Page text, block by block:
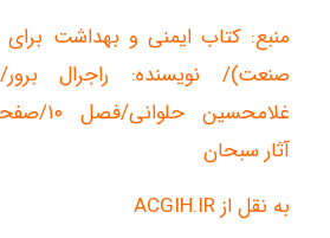
منبع: کتاب ایمنی و بهداشت
صنعت)/ نویسنده: راجرال
آثار سبحان
به نقل از ACGIH.IR